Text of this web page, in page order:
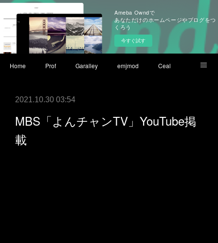
Ameba Owndで
あなただけのホームページやブログをつ
くろう
今すぐ試す
Home Prof Garalley emjmod Ceal
2021.10.30 03:54
MBS「よんチャンTV」YouTube掲
載